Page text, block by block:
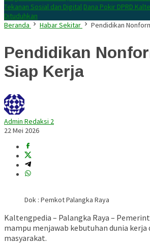
Tekanan Sosial dan Digital Dana Pokir DPRD
Dituduhkan
Beranda
Habar Sekitar Pendidikan
Pendidikan
Siap Kerja
Admin Redaksi 2
22 Mei 2026
Dok : Pemkot Palangka Raya
Kaltengpedia – Palangka Raya –
mampu menjawab kebutuhan dunia
masyarakat.